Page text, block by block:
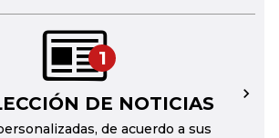
1
DE NOTICIAS
de acuerdo a sus
→